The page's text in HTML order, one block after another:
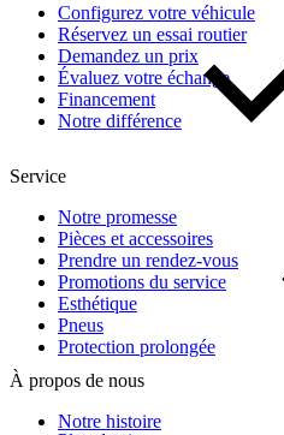
Configurez votre véhicule
Réservez un essai routier
Demandez un prix
Évaluez votre échange
Financement
Notre différence
Service
Notre promesse
Pièces et accessoires
Prendre un rendez-vous
Promotions du service
Esthétique
Pneus
Protection prolongée
À propos de nous
Notre histoire